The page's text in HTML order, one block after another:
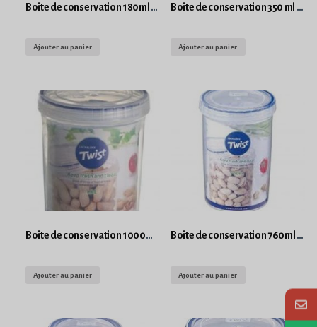
Boîte de conservation 180ml Lock and Lock
Ajouter au panier
Boîte de conservation 350 ml Lock and Lock
Ajouter au panier
Boîte de conservation 1000ml Lock and Lock Twist Rond
Ajouter au panier
Boîte de conservation 760ml Lock and Lock Twist Rond
Ajouter au panier